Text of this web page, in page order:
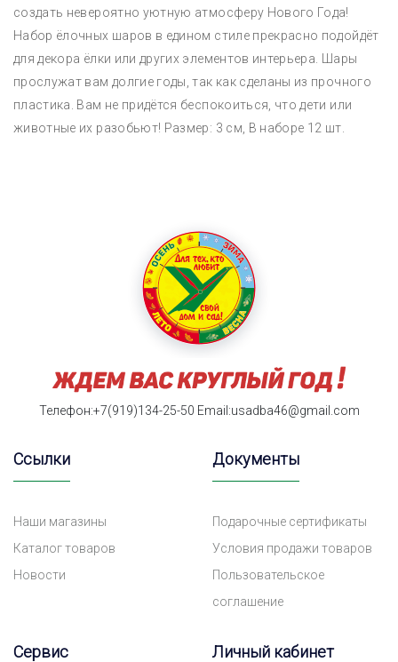
создать невероятно уютную атмосферу Нового Года!
Набор ёлочных шаров в едином стиле прекрасно подойдёт
для декора ёлки или других элементов интерьера. Шары
прослужат вам долгие годы, так как сделаны из прочного
пластика. Вам не придётся беспокоиться, что дети или
животные их разобьют! Размер: 3 см, В наборе 12 шт.
Телефон:+7(919)134-25-50 Email:usadba46@gmail.com
Ссылки
Наши магазины
Каталог товаров
Новости
Документы
Подарочные сертификаты
Условия продажи товаров
Пользовательское
соглашение
Сервис Личный кабинет